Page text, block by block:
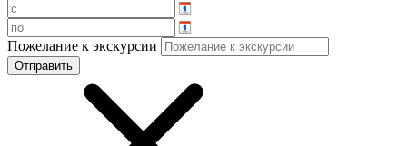
Пожелание к экскурсии